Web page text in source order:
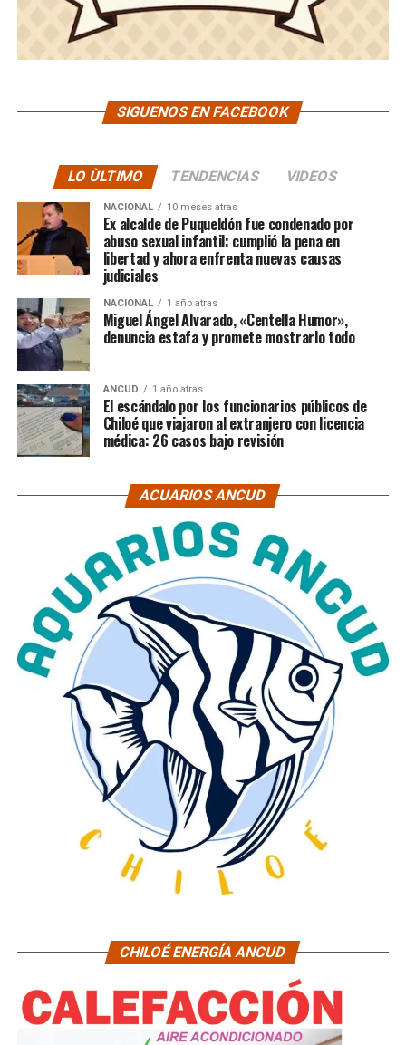
SIGUENOS EN FACEBOOK
LO ÙLTIMO TENDENCIAS VIDEOS
NACIONAL 10 meses atras
Ex alcalde de Puqueldón fue condenado por
abuso sexual infantil: cumplió la pena en
libertad y ahora enfrenta nuevas causas
judiciales
NACIONAL 1 año atras
Miguel Ángel Alvarado, «Centella Humor»,
denuncia estafa y promete mostrarlo todo
ANCUD 1 año atras
El escándalo por los funcionarios públicos de
Chiloé que viajaron al extranjero con licencia
médica: 26 casos bajo revisión
ACUARIOS ANCUD
CHILOÉ ENERGÍA ANCUD